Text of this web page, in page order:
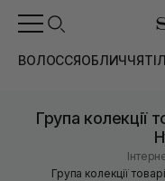
ВОЛОССЯОБЛИЧЧЯ
Група колекції
Група колекції